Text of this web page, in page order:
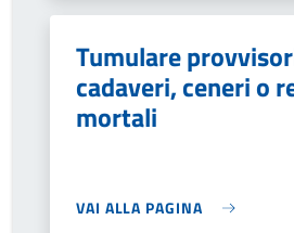
Tumulare
cadaveri, ceneri o
mortali
VAI ALLA PAGINA